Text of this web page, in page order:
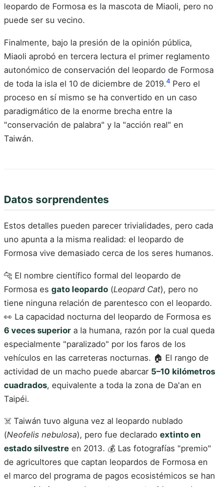
leopardo de Formosa es la mascota de Miaoli, pero no
puede ser su vecino.
Finalmente, bajo la presión de la opinión pública,
Miaoli aprobó en tercera lectura el primer reglamento
autonómico de conservación del leopardo de Formosa
de toda la isla el 10 de diciembre de 2019.4 Pero el
proceso en sí mismo se ha convertido en un caso
paradigmático de la enorme brecha entre la
"conservación de palabra" y la "acción real" en
Taiwán.
Datos sorprendentes
Estos detalles pueden parecer trivialidades, pero cada
uno apunta a la misma realidad: el leopardo de
Formosa vive demasiado cerca de los seres humanos.
🐆 El nombre científico formal del leopardo de
Formosa es gato leopardo (Leopard Cat), pero no
tiene ninguna relación de parentesco con el leopardo.
👀 La capacidad nocturna del leopardo de Formosa es
6 veces superior a la humana, razón por la cual queda
especialmente "paralizado" por los faros de los
vehículos en las carreteras nocturnas. 🏠 El rango de
actividad de un macho puede abarcar 5–10 kilómetros
cuadrados, equivalente a toda la zona de Da'an en
Taipéi.
☠️ Taiwán tuvo alguna vez al leopardo nublado
(Neofelis nebulosa), pero fue declarado extinto en
estado silvestre en 2013. 💰 Las fotografías "premio"
de agricultores que captan leopardos de Formosa en
el marco del programa de pagos ecosistémicos se han